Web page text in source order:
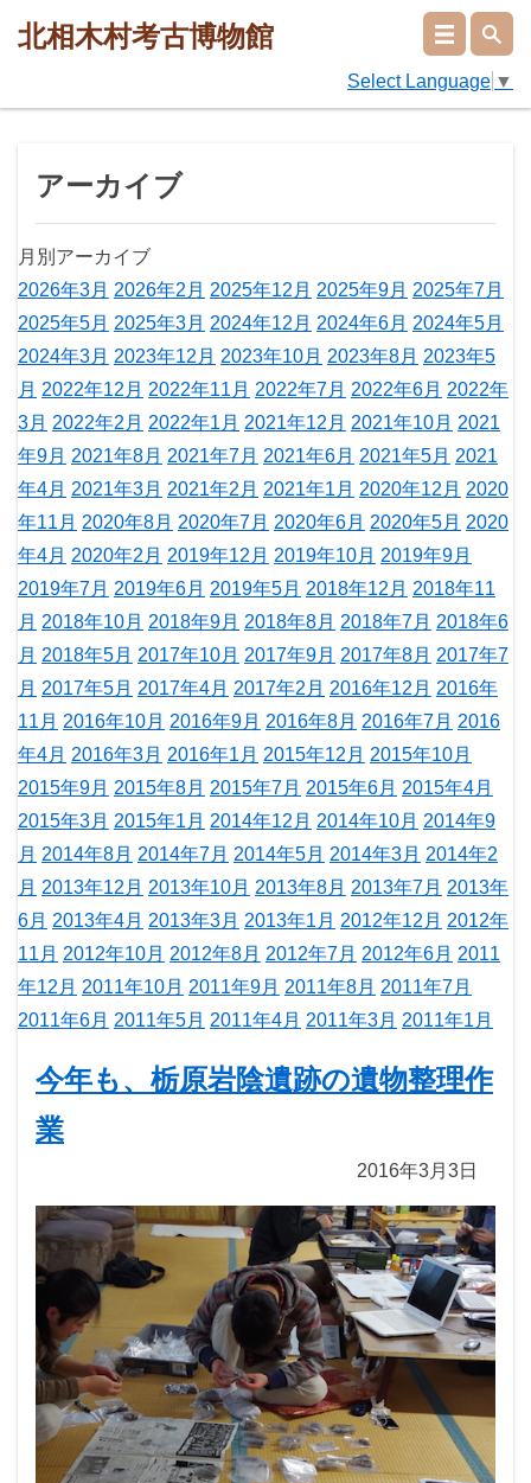
北相木村考古博物館
Select Language ▼
アーカイブ
月別アーカイブ
2026年3月 2026年2月 2025年12月 2025年9月 2025年7月
2025年5月 2025年3月 2024年12月 2024年6月 2024年5月
2024年3月 2023年12月 2023年10月 2023年8月 2023年5
月 2022年12月 2022年11月 2022年7月 2022年6月 2022年
3月 2022年2月 2022年1月 2021年12月 2021年10月 2021
年9月 2021年8月 2021年7月 2021年6月 2021年5月 2021
年4月 2021年3月 2021年2月 2021年1月 2020年12月 2020
年11月 2020年8月 2020年7月 2020年6月 2020年5月 2020
年4月 2020年2月 2019年12月 2019年10月 2019年9月
2019年7月 2019年6月 2019年5月 2018年12月 2018年11
月 2018年10月 2018年9月 2018年8月 2018年7月 2018年6
月 2018年5月 2017年10月 2017年9月 2017年8月 2017年7
月 2017年5月 2017年4月 2017年2月 2016年12月 2016年
11月 2016年10月 2016年9月 2016年8月 2016年7月 2016
年4月 2016年3月 2016年1月 2015年12月 2015年10月
2015年9月 2015年8月 2015年7月 2015年6月 2015年4月
2015年3月 2015年1月 2014年12月 2014年10月 2014年9
月 2014年8月 2014年7月 2014年5月 2014年3月 2014年2
月 2013年12月 2013年10月 2013年8月 2013年7月 2013年
6月 2013年4月 2013年3月 2013年1月 2012年12月 2012年
11月 2012年10月 2012年8月 2012年7月 2012年6月 2011
年12月 2011年10月 2011年9月 2011年8月 2011年7月
2011年6月 2011年5月 2011年4月 2011年3月 2011年1月
今年も、栃原岩陰遺跡の遺物整理作
業
2016年3月3日